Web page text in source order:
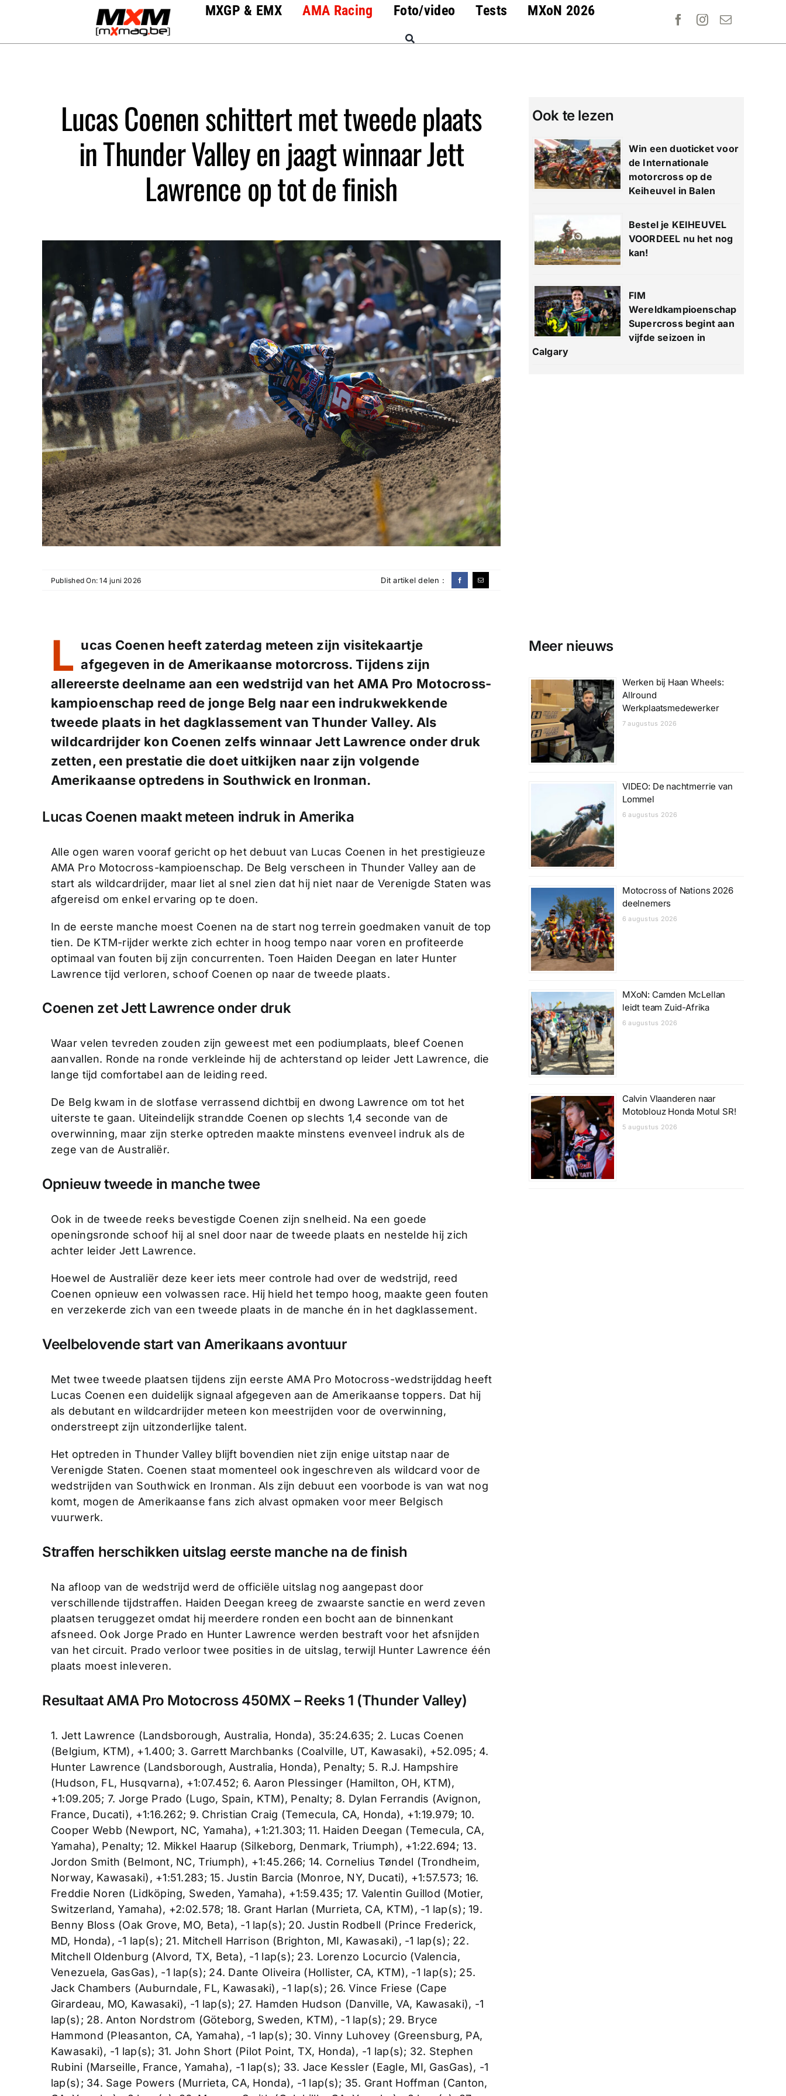
MXGP & EMX AMA Racing Foto/video Tests MXoN 2026
Lucas Coenen schittert met tweede plaats
in Thunder Valley en jaagt winnaar Jett
Lawrence op tot de finish
Ook te lezen
Win een duoticket voor
de Internationale
motorcross op de
Keiheuvel in Balen
Bestel je KEIHEUVEL
VOORDEEL nu het nog
kan!
FIM
Wereldkampioenschap
Supercross begint aan
vijfde seizoen in
Calgary
Published On: 14 juni 2026 Dit artikel delen :
L ucas Coenen heeft zaterdag meteen zijn visitekaartje
afgegeven in de Amerikaanse motorcross. Tijdens zijn
allereerste deelname aan een wedstrijd van het AMA Pro Motocross-
kampioenschap reed de jonge Belg naar een indrukwekkende
tweede plaats in het dagklassement van Thunder Valley. Als
wildcardrijder kon Coenen zelfs winnaar Jett Lawrence onder druk
zetten, een prestatie die doet uitkijken naar zijn volgende
Amerikaanse optredens in Southwick en Ironman.
Lucas Coenen maakt meteen indruk in Amerika
Alle ogen waren vooraf gericht op het debuut van Lucas Coenen in het prestigieuze
AMA Pro Motocross-kampioenschap. De Belg verscheen in Thunder Valley aan de
start als wildcardrijder, maar liet al snel zien dat hij niet naar de Verenigde Staten was
afgereisd om enkel ervaring op te doen.
In de eerste manche moest Coenen na de start nog terrein goedmaken vanuit de top
tien. De KTM-rijder werkte zich echter in hoog tempo naar voren en profiteerde
optimaal van fouten bij zijn concurrenten. Toen Haiden Deegan en later Hunter
Lawrence tijd verloren, schoof Coenen op naar de tweede plaats.
Coenen zet Jett Lawrence onder druk
Waar velen tevreden zouden zijn geweest met een podiumplaats, bleef Coenen
aanvallen. Ronde na ronde verkleinde hij de achterstand op leider Jett Lawrence, die
lange tijd comfortabel aan de leiding reed.
De Belg kwam in de slotfase verrassend dichtbij en dwong Lawrence om tot het
uiterste te gaan. Uiteindelijk strandde Coenen op slechts 1,4 seconde van de
overwinning, maar zijn sterke optreden maakte minstens evenveel indruk als de
zege van de Australiër.
Opnieuw tweede in manche twee
Ook in de tweede reeks bevestigde Coenen zijn snelheid. Na een goede
openingsronde schoof hij al snel door naar de tweede plaats en nestelde hij zich
achter leider Jett Lawrence.
Hoewel de Australiër deze keer iets meer controle had over de wedstrijd, reed
Coenen opnieuw een volwassen race. Hij hield het tempo hoog, maakte geen fouten
en verzekerde zich van een tweede plaats in de manche én in het dagklassement.
Veelbelovende start van Amerikaans avontuur
Met twee tweede plaatsen tijdens zijn eerste AMA Pro Motocross-wedstrijddag heeft
Lucas Coenen een duidelijk signaal afgegeven aan de Amerikaanse toppers. Dat hij
als debutant en wildcardrijder meteen kon meestrijden voor de overwinning,
onderstreept zijn uitzonderlijke talent.
Het optreden in Thunder Valley blijft bovendien niet zijn enige uitstap naar de
Verenigde Staten. Coenen staat momenteel ook ingeschreven als wildcard voor de
wedstrijden van Southwick en Ironman. Als zijn debuut een voorbode is van wat nog
komt, mogen de Amerikaanse fans zich alvast opmaken voor meer Belgisch
vuurwerk.
Straffen herschikken uitslag eerste manche na de finish
Na afloop van de wedstrijd werd de officiële uitslag nog aangepast door
verschillende tijdstraffen. Haiden Deegan kreeg de zwaarste sanctie en werd zeven
plaatsen teruggezet omdat hij meerdere ronden een bocht aan de binnenkant
afsneed. Ook Jorge Prado en Hunter Lawrence werden bestraft voor het afsnijden
van het circuit. Prado verloor twee posities in de uitslag, terwijl Hunter Lawrence één
plaats moest inleveren.
Resultaat AMA Pro Motocross 450MX – Reeks 1 (Thunder Valley)
1. Jett Lawrence (Landsborough, Australia, Honda), 35:24.635; 2. Lucas Coenen
(Belgium, KTM), +1.400; 3. Garrett Marchbanks (Coalville, UT, Kawasaki), +52.095; 4.
Hunter Lawrence (Landsborough, Australia, Honda), Penalty; 5. R.J. Hampshire
(Hudson, FL, Husqvarna), +1:07.452; 6. Aaron Plessinger (Hamilton, OH, KTM),
+1:09.205; 7. Jorge Prado (Lugo, Spain, KTM), Penalty; 8. Dylan Ferrandis (Avignon,
France, Ducati), +1:16.262; 9. Christian Craig (Temecula, CA, Honda), +1:19.979; 10.
Cooper Webb (Newport, NC, Yamaha), +1:21.303; 11. Haiden Deegan (Temecula, CA,
Yamaha), Penalty; 12. Mikkel Haarup (Silkeborg, Denmark, Triumph), +1:22.694; 13.
Jordon Smith (Belmont, NC, Triumph), +1:45.266; 14. Cornelius Tøndel (Trondheim,
Norway, Kawasaki), +1:51.283; 15. Justin Barcia (Monroe, NY, Ducati), +1:57.573; 16.
Freddie Noren (Lidköping, Sweden, Yamaha), +1:59.435; 17. Valentin Guillod (Motier,
Switzerland, Yamaha), +2:02.578; 18. Grant Harlan (Murrieta, CA, KTM), -1 lap(s); 19.
Benny Bloss (Oak Grove, MO, Beta), -1 lap(s); 20. Justin Rodbell (Prince Frederick,
MD, Honda), -1 lap(s); 21. Mitchell Harrison (Brighton, MI, Kawasaki), -1 lap(s); 22.
Mitchell Oldenburg (Alvord, TX, Beta), -1 lap(s); 23. Lorenzo Locurcio (Valencia,
Venezuela, GasGas), -1 lap(s); 24. Dante Oliveira (Hollister, CA, KTM), -1 lap(s); 25.
Jack Chambers (Auburndale, FL, Kawasaki), -1 lap(s); 26. Vince Friese (Cape
Girardeau, MO, Kawasaki), -1 lap(s); 27. Hamden Hudson (Danville, VA, Kawasaki), -1
lap(s); 28. Anton Nordstrom (Göteborg, Sweden, KTM), -1 lap(s); 29. Bryce
Hammond (Pleasanton, CA, Yamaha), -1 lap(s); 30. Vinny Luhovey (Greensburg, PA,
Kawasaki), -1 lap(s); 31. John Short (Pilot Point, TX, Honda), -1 lap(s); 32. Stephen
Rubini (Marseille, France, Yamaha), -1 lap(s); 33. Jace Kessler (Eagle, MI, GasGas), -1
lap(s); 34. Sage Powers (Murrieta, CA, Honda), -1 lap(s); 35. Grant Hoffman (Canton,
Meer nieuws
Werken bij Haan Wheels:
Allround
Werkplaatsmedewerker
7 augustus 2026
VIDEO: De nachtmerrie van
Lommel
6 augustus 2026
Motocross of Nations 2026
deelnemers
6 augustus 2026
MXoN: Camden McLellan
leidt team Zuid-Afrika
6 augustus 2026
Calvin Vlaanderen naar
Motoblouz Honda Motul SR!
5 augustus 2026